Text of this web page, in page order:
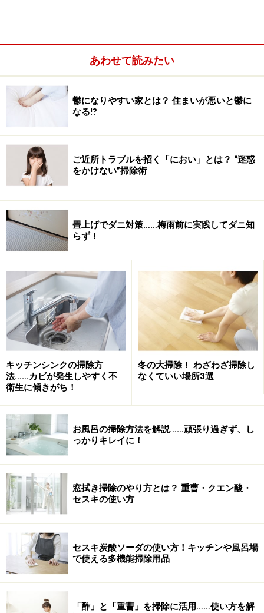
シンクは何故汚れるのか
食材を洗い、食器を洗い、鍋や釜やフライパンなど、あ
らゆるキッチン周りの汚れ物をこの一箇所で洗うことに
なるシンクという場所は、泥から油から酸からアルカ
リ……常に多種多様の汚れと接しています。水場であるこ
とから水垢の発生は免れませんし、そのせいでカビやヘ
ドロの発生しやすい場所でもあります。食べ物を扱うが
ゆえに、住まいの中で最も衛生に留意しなければいけな
いにも関わらず、最も不衛生に傾きがちである二律背
いますが、それでも洗い残しの汚れは蓄積してしまうも
のです。
シンク掃除の基本
この継ぎ目部分は気をつけていても汚れが溜まりやすいとこ
ろ
まず最も効果的なシンク掃除は、調理～洗い物毎の「都
意しておき、ただし洗剤は普段使いの食器用洗剤で気軽
に「隅から隅まで」洗ってしまうのです。三角コーナ
想ですが、なかなかそこまでできかねる、という方のほ
うが多いかもしれません。洗浄後、乾いたタオルなどで
水滴を全て拭ってしまうと完璧です。
目に付く面のみでも洗わないよりはましですが、その場
あわせて読みたい
鬱になりやすい家とは？ 住まいが悪いと鬱に
なる⁉
ご近所トラブルを招く「におい」とは？ “迷惑
をかけない”掃除術
畳上げでダニ対策……梅雨前に実践してダニ知
らず！
キッチンシンクの掃除方
法……カビが発生しやすく不
衛生に傾きがち！
冬の大掃除！ わざわざ掃除し
なくていい場所3選
お風呂の掃除方法を解説……頑張り過ぎず、し
っかりキレイに！
窓拭き掃除のやり方とは？ 重曹・クエン酸・
セスキの使い方
セスキ炭酸ソーダの使い方！キッチンや風呂場
で使える多機能掃除用品
「酢」と「重曹」を掃除に活用……使い方を解